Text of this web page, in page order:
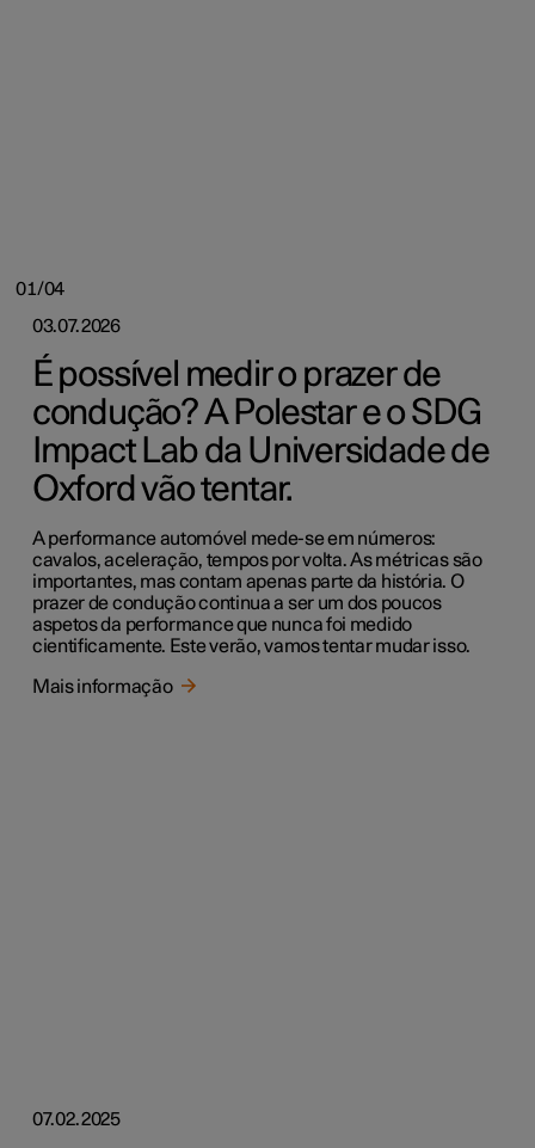
01/04
03.07.2026
É possível medir o prazer de
condução? A Polestar e o SDG
Impact Lab da Universidade de
Oxford vão tentar.
A performance automóvel mede-se em números:
cavalos, aceleração, tempos por volta. As métricas são
importantes, mas contam apenas parte da história. O
prazer de condução continua a ser um dos poucos
aspetos da performance que nunca foi medido
cientificamente. Este verão, vamos tentar mudar isso.
Mais informação
07.02.2025